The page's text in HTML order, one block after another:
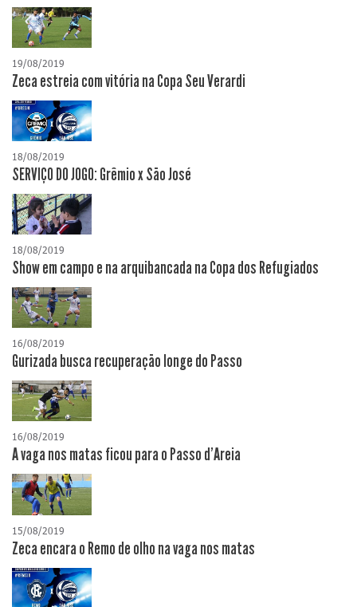
19/08/2019
Zeca estreia com vitória na Copa Seu Verardi
18/08/2019
SERVIÇO DO JOGO: Grêmio x São José
18/08/2019
Show em campo e na arquibancada na Copa dos Refugiados
16/08/2019
Gurizada busca recuperação longe do Passo
16/08/2019
A vaga nos matas ficou para o Passo d'Areia
15/08/2019
Zeca encara o Remo de olho na vaga nos matas